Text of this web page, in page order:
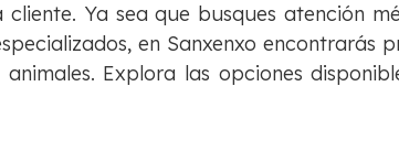
cliente. Ya sea que busques atención
en Sanxenxo encontrarás
Explora las opciones